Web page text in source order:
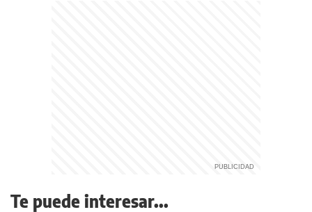
Te puede interesar...